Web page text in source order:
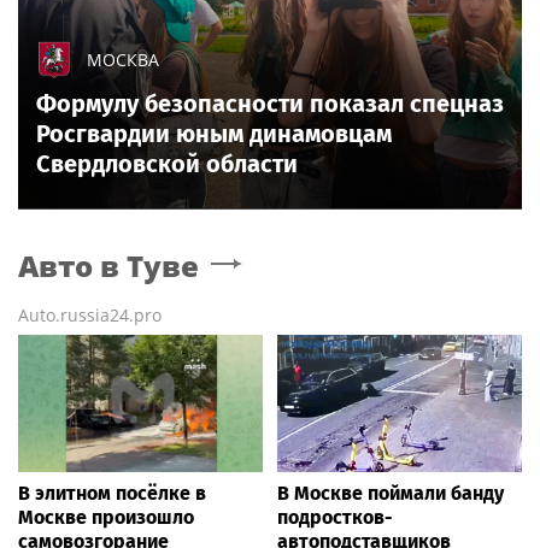
МОСКВА
Формулу безопасности показал спецназ
Росгвардии юным динамовцам
Свердловской области
Авто в Туве
Auto.russia24.pro
В элитном посёлке в
Москве произошло
самовозгорание
В Москве поймали банду
подростков-
автоподставщиков